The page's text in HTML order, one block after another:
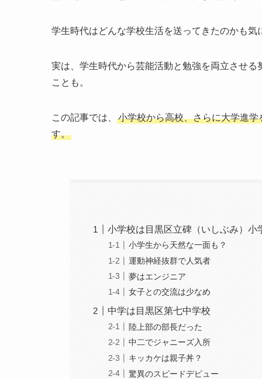
学生時代はどんな学校生活を送ってきたのかも気
実は、学生時代から芸能活動と勉強を両立させ
ことも。
この記事では、
小学校から高校、さらに大学進
す。
小学校は目黒区立碑（いしぶみ）小
小学生から天然な一面も？
運動神経抜群で人気者
夢はエンジニア
女子との交流は少なめ
中学は目黒区第七中学校
陸上部の部長だった
中二でジャニーズ入所
キッカケは親子丼？
驚異のスピードデビュー